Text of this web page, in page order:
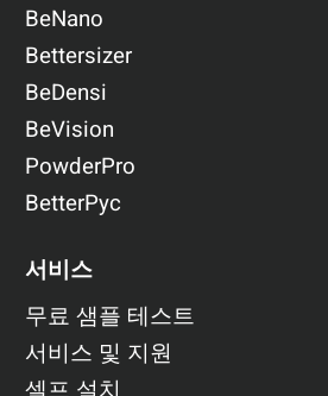
BeNano
Bettersizer
BeDensi
BeVision
PowderPro
BetterPyc
서비스
무료 샘플 테스트
서비스 및 지원